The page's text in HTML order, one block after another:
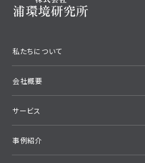
私たちについて
会社概要
サービス
事例紹介